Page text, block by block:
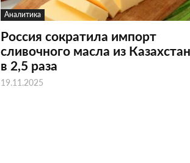
Аналитика
Россия сократила импорт
сливочного масла из
в 2,5 раза
19.11.2025